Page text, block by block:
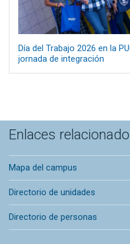
Día del Trabajo 2026 en la
jornada de integración
Enlaces
Mapa del campus
Directorio de unidades
Directorio de personas